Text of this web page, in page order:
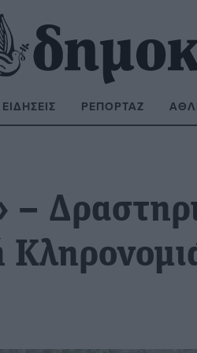
ΕΙΔΉΣΕΙΣ ΡΕΠΟΡΤΆΖ